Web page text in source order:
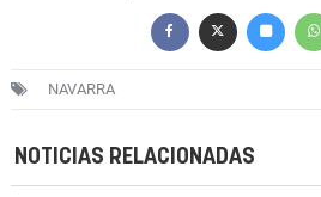
NAVARRA
NOTICIAS RELACIONADAS